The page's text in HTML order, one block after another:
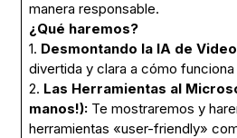
manera responsable.
¿Qué haremos?
1. Desmontando la IA de
divertida y clara a cómo
2. Las Herramientas al
manos!):Te mostraremos y
herramientas «user-friendly»